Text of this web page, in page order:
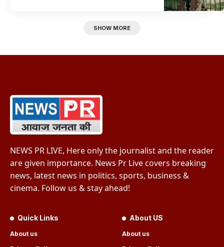
SHOW MORE
NEWS PR LIVE, Here only the journalist and the reader
are given importance. News Pr Live covers breaking
news, latest news in politics, sports, business &
cinema. Follow us & stay ahead!
Quick Links
About us
About US
About us